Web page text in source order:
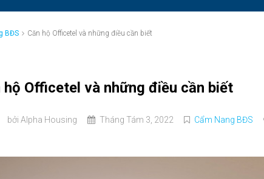
BĐS Căn hộ Officetel và những điều cần biết
hộ Officetel và những điều cần biết
bởi Alpha Housing Tháng Tám 3, 2022 Cẩm Nang BĐS